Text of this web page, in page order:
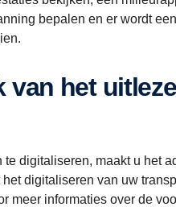
bepalen en er wordt
digitaliseren, maakt u het
digitaliseren van uw
meer informaties over de